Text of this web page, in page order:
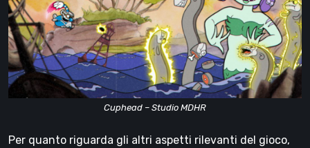
Cuphead – Studio MDHR
Per quanto riguarda gli altri aspetti rilevanti del gioco,